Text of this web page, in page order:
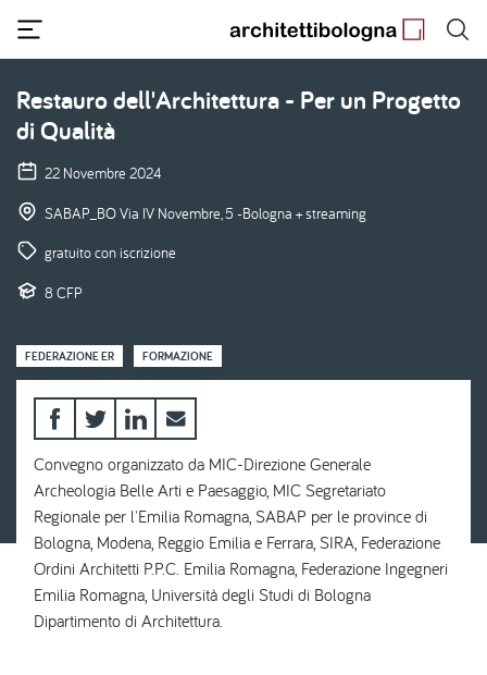
contenuto
principale
Restauro dell'Architettura - Per un Progetto
di Qualità
22 Novembre 2024
SABAP_BO Via IV Novembre, 5 -Bologna + streaming
gratuito con iscrizione
8 CFP
FEDERAZIONE ER FORMAZIONE
Convegno organizzato da MIC-Direzione Generale
Archeologia Belle Arti e Paesaggio, MIC Segretariato
Regionale per l'Emilia Romagna, SABAP per le province di
Bologna, Modena, Reggio Emilia e Ferrara, SIRA, Federazione
Ordini Architetti P.P.C. Emilia Romagna, Federazione Ingegneri
Emilia Romagna, Università degli Studi di Bologna
Dipartimento di Architettura.